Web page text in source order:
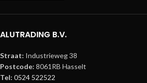
ALUTRADING B.V.
Straat: Industrieweg 38
Postcode: 8061RB Hasselt
Tel: 0524 522522